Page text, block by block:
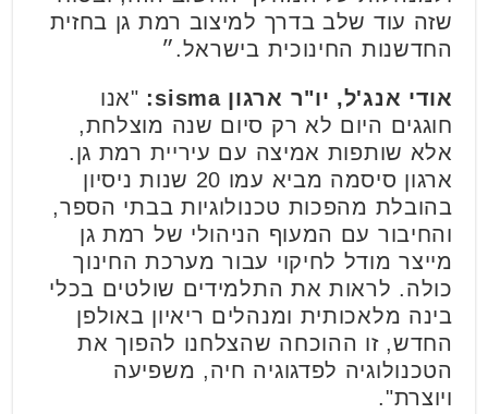
שזה עוד שלב בדרך למיצוב רמת גן בחזית
החדשנות החינוכית בישראל.״
אודי אנג'ל, יו"ר ארגון sisma:
"אנו
חוגגים היום לא רק סיום שנה מוצלחת,
אלא שותפות אמיצה עם עיריית רמת גן.
ארגון סיסמה מביא עמו 20 שנות ניסיון
בהובלת מהפכות טכנולוגיות בבתי הספר,
והחיבור עם המעוף הניהולי של רמת גן
מייצר מודל לחיקוי עבור מערכת החינוך
כולה. לראות את התלמידים שולטים בכלי
בינה מלאכותית ומנהלים ריאיון באולפן
החדש, זו ההוכחה שהצלחנו להפוך את
הטכנולוגיה לפדגוגיה חיה, משפיעה
ויוצרת".